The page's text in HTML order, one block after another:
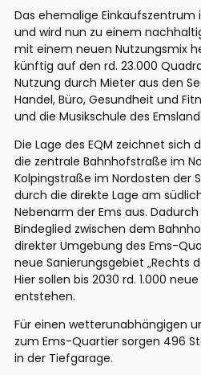
Das ehemalige Einkaufszentrum
und wird nun zu einem
mit einem neuen Nutzungsmix
künftig auf den rd. 23.000
Nutzung durch Mieter aus den
Handel, Büro, Gesundheit und
und die Musikschule des
Die Lage des EQM zeichnet sich
die zentrale Bahnhofstraße im
Kolpingstraße im Nordosten der
durch die direkte Lage am
Nebenarm der Ems aus.
Bindeglied zwischen dem
direkter Umgebung des Ems-
neue Sanierungsgebiet „Rechts
Hier sollen bis 2030 rd. 1.000
entstehen.
Für einen wetterunabhängigen
zum Ems-Quartier sorgen 496
in der Tiefgarage.